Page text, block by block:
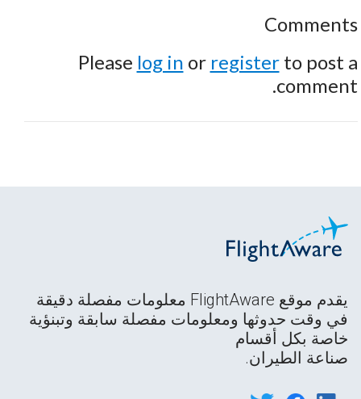
Comments
Please log in or registerto post a
comment.
يقدم موقع FlightAware معلومات مفصلة دقيقة
في وقت حدوثها ومعلومات مفصلة سابقة وتبنؤية
خاصة بكل أقسام
صناعة الطيران.